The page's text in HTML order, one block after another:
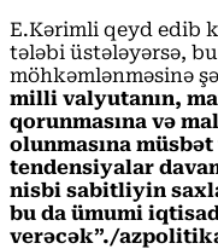
E.Kərimli qeyd edib
tələbi üstələyərsə,
möhkəmlənməsinə
milli valyutanın,
qorunmasına və
olunmasına
tendensiyalar
nisbi sabitliyin
bu da ümumi
verəcək”./